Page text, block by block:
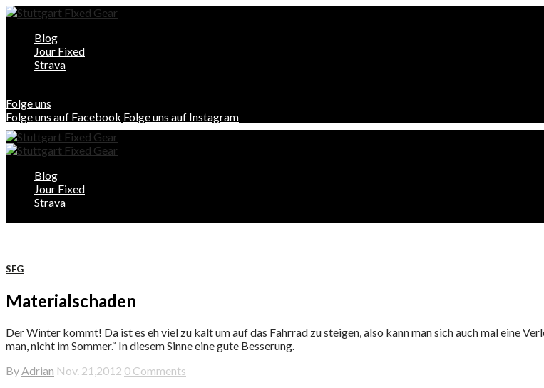
Blog
Jour Fixed
Strava
Folge uns
Folge uns auf Facebook Folge uns auf Instagram
Blog
Jour Fixed
Strava
SFG
Materialschaden
Der Winter kommt! Da ist es eh viel zu kalt um auf das Fahrrad zu steigen, also kann man sich auch mal eine
man, nicht im Sommer.“ In diesem Sinne eine gute Besserung.
ByAdrian Nov. 21,2012 0 Comments